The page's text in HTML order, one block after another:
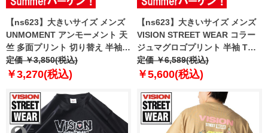
【ns623】大きいサイズ メンズ
UNMOMENT アンモーメント 天
竺 多面プリント 切り替え 半袖 T
シャツ 吸水速乾 UVカット
12525086
定価 ￥3,850(税込)
￥3,270(税込)
【ns623】大きいサイズ メンズ
VISION STREET WEAR コラー
ジュマグロゴプリント 半袖 Tシ
ャツ 5505700
定価 ￥6,589(税込)
￥5,600(税込)